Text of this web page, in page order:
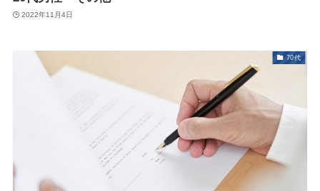
2022年11月4日
70代